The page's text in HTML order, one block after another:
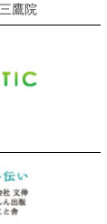
鷹院